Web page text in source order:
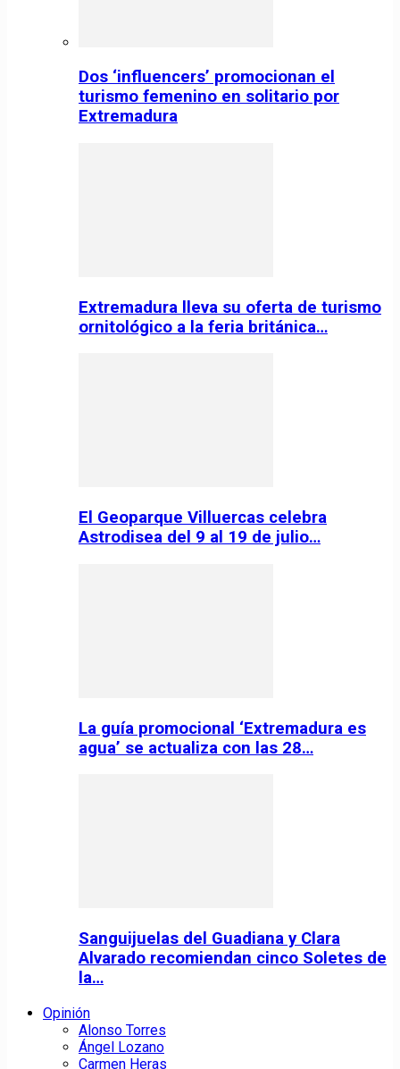
Dos ‘influencers’ promocionan el
turismo femenino en solitario por
Extremadura
Extremadura lleva su oferta de turismo
ornitológico a la feria británica…
El Geoparque Villuercas celebra
Astrodisea del 9 al 19 de julio…
La guía promocional ‘Extremadura es
agua’ se actualiza con las 28…
Sanguijuelas del Guadiana y Clara
Alvarado recomiendan cinco Soletes de
la…
Opinión
Alonso Torres
Ángel Lozano
Carmen Heras